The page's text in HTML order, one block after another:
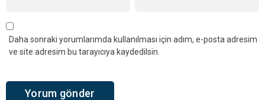
Daha sonraki yorumlarımda kullanılması için adım, e-posta adresim
ve site adresim bu tarayıcıya kaydedilsin.